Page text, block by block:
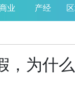
业 产经
，为什